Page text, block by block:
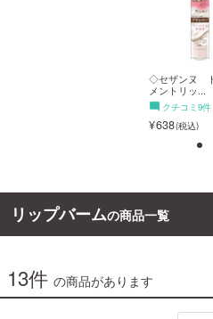
◇セザンヌ
メントリッ...
クチコミ9件
638
◇セザンヌ トリート
メントリッ...
リップバームの商品一覧
13件 の商品があります